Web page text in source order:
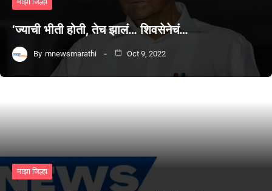
‘ज्याची भीती होती, तेच झालं… शिवसेनेचं…
By mnewsmarathi Oct 9, 2022
माझा जिल्हा